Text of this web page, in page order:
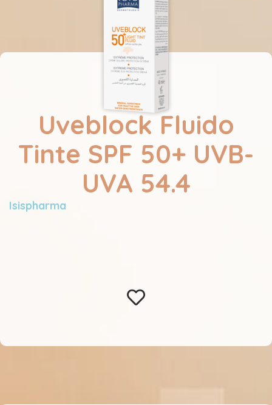
Uveblock Fluido
Tinte SPF 50+ UVB-
UVA 54.4
Isispharma